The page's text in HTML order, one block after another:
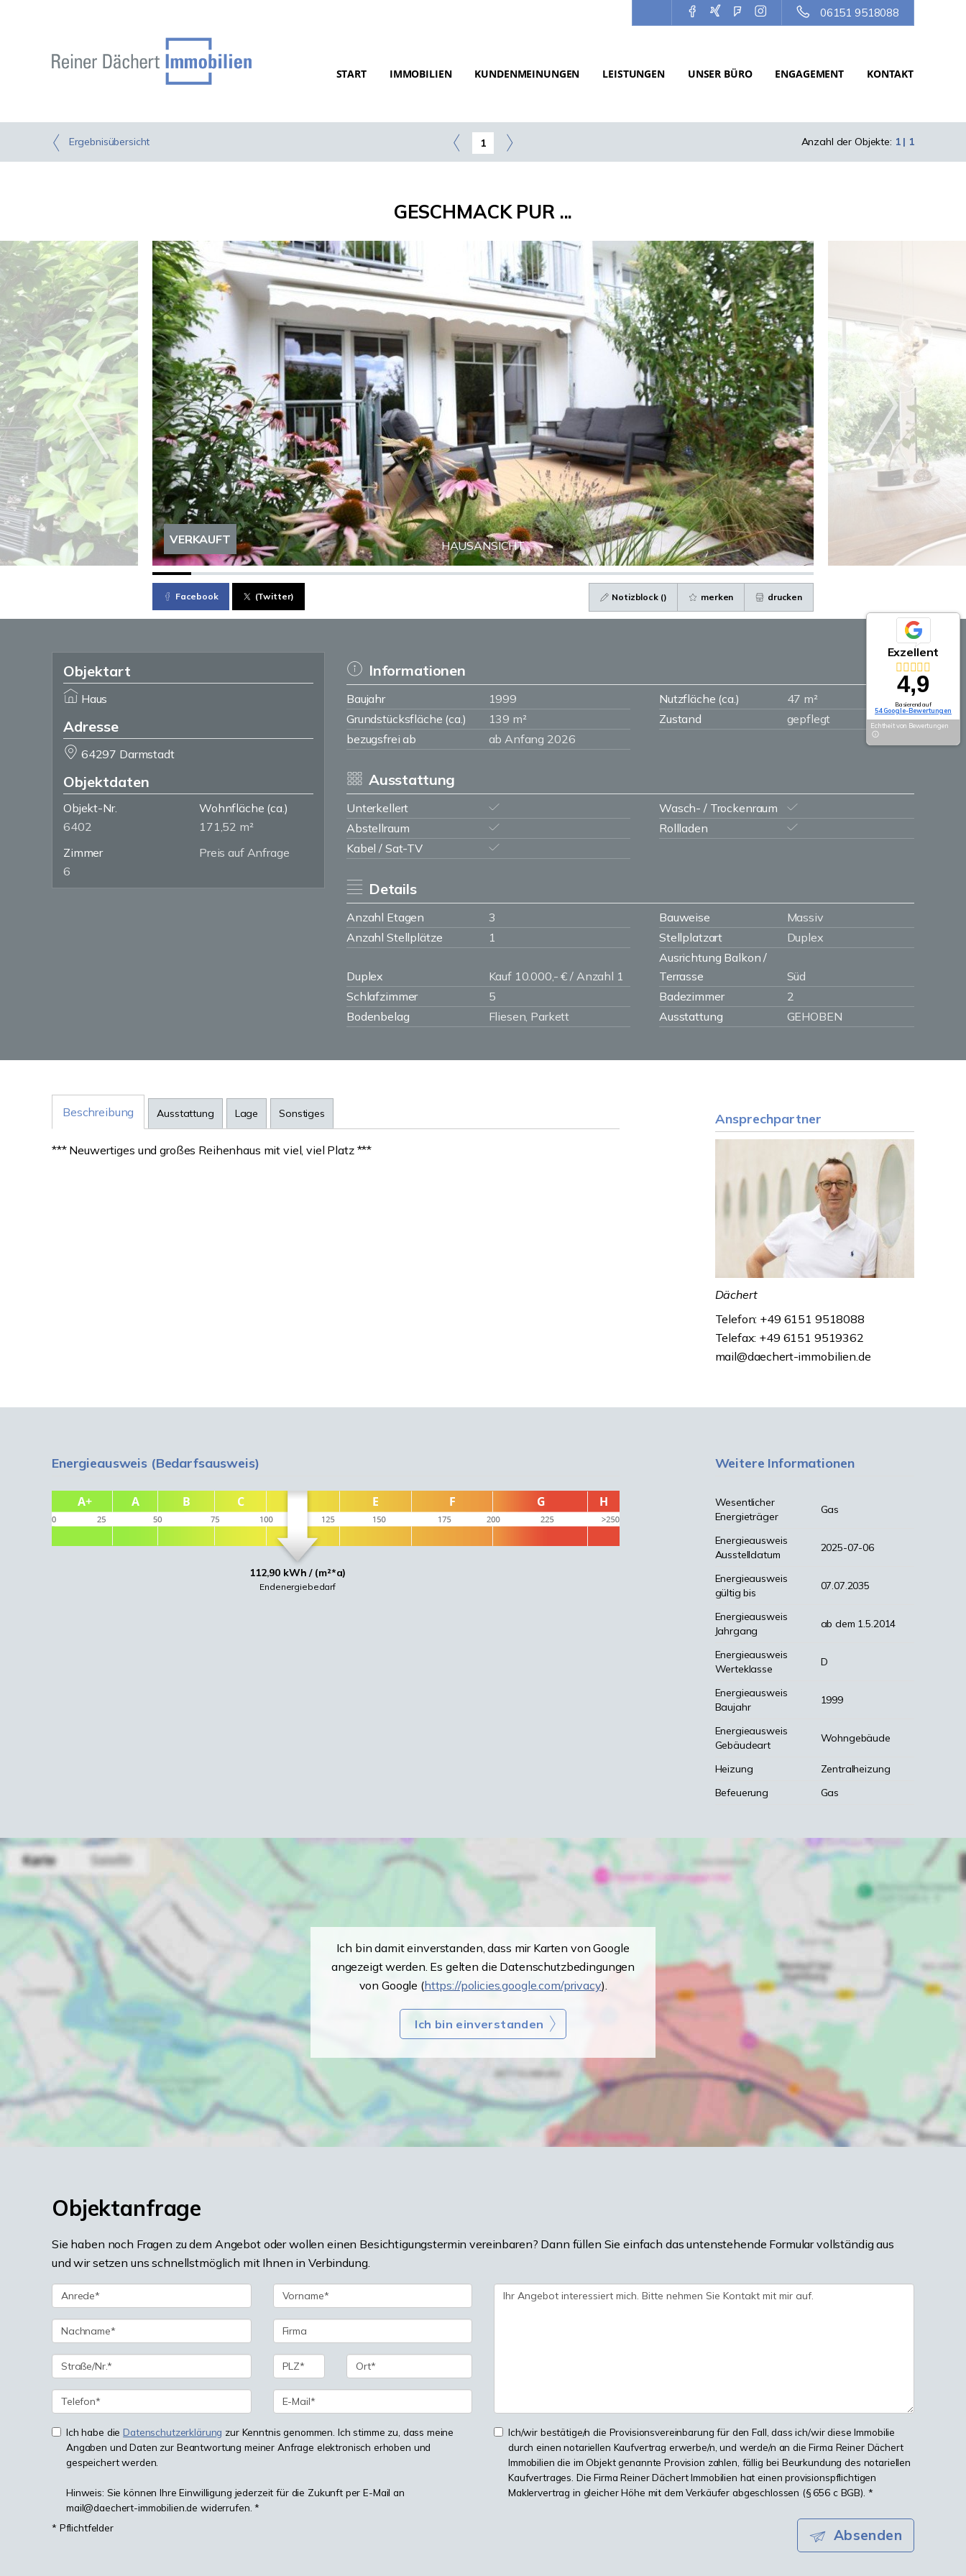
06151 9518088
START IMMOBILIEN KUNDENMEINUNGEN LEISTUNGEN UNSER BÜRO ENGAGEMENT KONTAKT
Ergebnisübersicht 1 Anzahl der Objekte: 1 | 1
GESCHMACK PUR ...
HAUSANSICHT
VERKAUFT
Facebook (Twitter) Notizblock () merken drucken
Objektart
Haus
Adresse
64297 Darmstadt
Objektdaten
Objekt-Nr.
6402
Wohnfläche (ca.)
171,52 m²
Zimmer
6
Preis auf Anfrage
Informationen
Baujahr 1999 Nutzfläche (ca.)
47 m²
Grundstücksfläche (ca.)
139 m² Zustand
gepflegt
bezugsfrei ab
ab Anfang 2026
Ausstattung
Unterkellert
Wasch- / Trockenraum
Abstellraum
Rollladen
Kabel / Sat-TV
Details
Anzahl Etagen 3 Bauweise
Massiv
Anzahl Stellplätze
1 Stellplatzart Duplex
Duplex Kauf 10.000,- € / Anzahl 1
Ausrichtung Balkon /
Terrasse
Süd
Schlafzimmer
5 Badezimmer
2
Bodenbelag
Fliesen, Parkett Ausstattung GEHOBEN
Beschreibung Ausstattung Lage Sonstiges
*** Neuwertiges und großes Reihenhaus mit viel, viel Platz ***
Ansprechpartner
Dächert
Telefon: +49 6151 9518088
Telefax: +49 6151 9519362
mail@daechert-immobilien.de
Energieausweis (Bedarfsausweis)
112,90 kWh / (m²*a)
Endenergiebedarf
Weitere Informationen
Wesentlicher
Energieträger
Gas
Energieausweis
Ausstelldatum
2025-07-06
Energieausweis
gültig bis
07.07.2035
Energieausweis
Jahrgang
ab dem 1.5.2014
Energieausweis
Werteklasse
D
Energieausweis
Baujahr
1999
Energieausweis
Gebäudeart
Wohngebäude
Heizung
Zentralheizung
Befeuerung
Gas
Ich bin damit einverstanden, dass mir Karten von Google
angezeigt werden. Es gelten die Datenschutzbedingungen
von Google (https://policies.google.com/privacy).
Ich bin einverstanden
Objektanfrage
Sie haben noch Fragen zu dem Angebot oder wollen einen Besichtigungstermin vereinbaren? Dann füllen Sie einfach das untenstehende Formular vollständig aus
und wir setzen uns schnellstmöglich mit Ihnen in Verbindung.
Ich habe die Datenschutzerklärung zur Kenntnis genommen. Ich stimme zu, dass meine
Angaben und Daten zur Beantwortung meiner Anfrage elektronisch erhoben und
gespeichert werden.
Hinweis: Sie können Ihre Einwilligung jederzeit für die Zukunft per E-Mail an
mail@daechert-immobilien.de widerrufen. *
Ich/wir bestätige/n die Provisionsvereinbarung für den Fall, dass ich/wir diese Immobilie
durch einen notariellen Kaufvertrag erwerbe/n, und werde/n an die Firma Reiner Dächert
Immobilien die im Objekt genannte Provision zahlen, fällig bei Beurkundung des notariellen
Kaufvertrages. Die Firma Reiner Dächert Immobilien hat einen provisionspflichtigen
Maklervertrag in gleicher Höhe mit dem Verkäufer abgeschlossen (§ 656 c BGB). *
* Pflichtfelder Absenden
Exzellent
4,9
Basierend auf
54 Google-Bewertungen
Echtheit von Bewertungen